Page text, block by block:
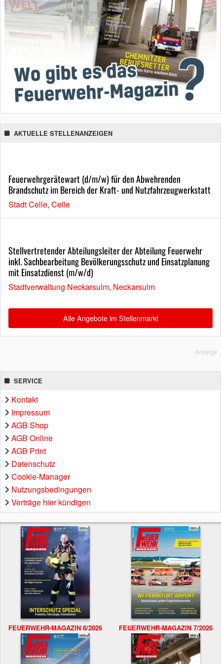
AKTUELLE STELLENANZEIGEN
Feuerwehrgerätewart (d/m/w) für den Abwehrenden
Brandschutz im Bereich der Kraft- und Nutzfahrzeugwerkstatt
Stadt Celle, Celle
Stellvertretender Abteilungsleiter der Abteilung Feuerwehr
inkl. Sachbearbeitung Bevölkerungsschutz und Einsatzplanung
mit Einsatzdienst (m/w/d)
Stadtverwaltung Neckarsulm, Neckarsulm
Alle Angebote im Stellenmarkt
Anzeige
SERVICE
Kontakt
Impressum
AGB Shop
AGB Online
AGB Print
Datenschutz
Cookie-Manager
Nutzungsbedingungen
Verträge hier kündigen
FEUERWEHR-MAGAZIN 8/2026 FEUERWEHR-MAGAZIN 7/2026